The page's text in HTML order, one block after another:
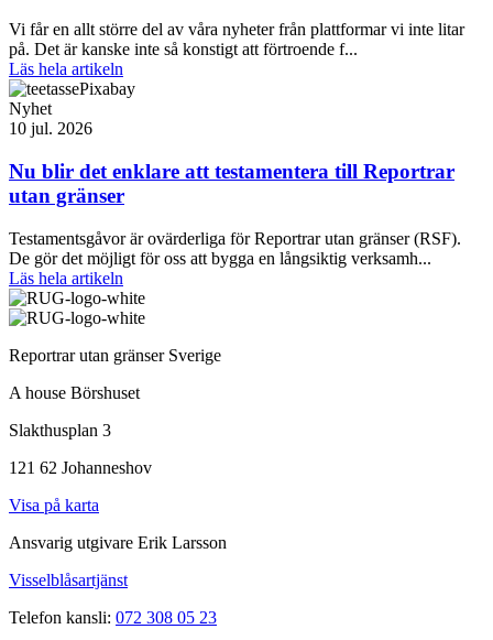
Vi får en allt större del av våra nyheter från plattformar vi inte litar
på. Det är kanske inte så konstigt att förtroende f...
Läs hela artikeln
Nyhet
10 jul. 2026
Nu blir det enklare att testamentera till Reportrar
utan gränser
Testamentsgåvor är ovärderliga för Reportrar utan gränser (RSF).
De gör det möjligt för oss att bygga en långsiktig verksamh...
Läs hela artikeln
Reportrar utan gränser Sverige
A house Börshuset
Slakthusplan 3
121 62 Johanneshov
Visa på karta
Ansvarig utgivare Erik Larsson
Visselblåsartjänst
Telefon kansli: 072 308 05 23